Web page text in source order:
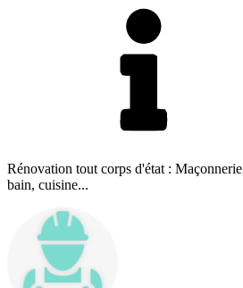
Rénovation tout corps d'état :
bain, cuisine...